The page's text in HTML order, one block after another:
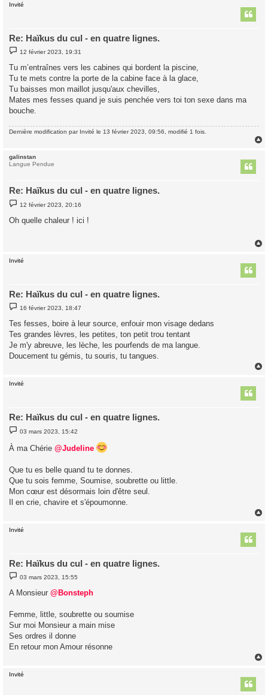
Invité
Re: Haïkus du cul - en quatre lignes.
M
e
s
a
g
e
12 février 2023, 19:31
Tu m’entraînes vers les cabines qui bordent la piscine,
Tu te mets contre la porte de la cabine face à la glace,
Tu baisses mon maillot jusqu'aux chevilles,
Mates mes fesses quand je suis penchée vers toi ton sexe dans ma
bouche.
Dernière modification par Invité le 13 février 2023, 09:56, modifié 1 fois.
galinstan
Langue Pendue
Re: Haïkus du cul - en quatre lignes.
M
e
s
12 février 2023, 20:16
Oh quelle chaleur ! ici !
Invité
Re: Haïkus du cul - en quatre lignes.
M
e
s
a
e
16 février 2023, 18:47
Tes fesses, boire à leur source, enfouir mon visage dedans
Tes grandes lèvres, les petites, ton petit trou tentant
Je m'y abreuve, les lèche, les pourfends de ma langue.
Doucement tu gémis, tu souris, tu tangues.
Invité
Re: Haïkus du cul - en quatre lignes.
M
e
s
e
03 mars 2023, 15:42
À ma Chérie @Judeline
Que tu es belle quand tu te donnes.
Que tu sois femme, Soumise, soubrette ou little.
Mon cœur est désormais loin d'être seul.
Il en crie, chavire et s'époumonne.
Invité
Re: Haïkus du cul - en quatre lignes.
M
e
s
s
e
03 mars 2023, 15:55
A Monsieur @Bonsteph
Femme, little, soubrette ou soumise
Sur moi Monsieur a main mise
Ses ordres il donne
En retour mon Amour résonne
Invité